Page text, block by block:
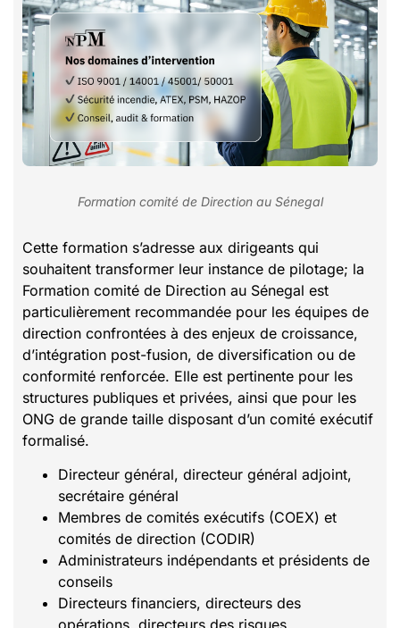
Formation comité de Direction au Sénegal
Cette formation s’adresse aux dirigeants qui
souhaitent transformer leur instance de pilotage; la
Formation comité de Direction au Sénegal est
particulièrement recommandée pour les équipes de
direction confrontées à des enjeux de croissance,
d’intégration post-fusion, de diversification ou de
conformité renforcée. Elle est pertinente pour les
structures publiques et privées, ainsi que pour les
ONG de grande taille disposant d’un comité exécutif
formalisé.
Directeur général, directeur général adjoint,
secrétaire général
Membres de comités exécutifs (COEX) et
comités de direction (CODIR)
Administrateurs indépendants et présidents de
conseils
Directeurs financiers, directeurs des